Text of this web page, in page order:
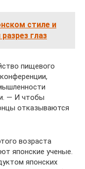
стиле и
глаз
пищевого
— И чтобы
отказываются
возраста
японские ученые.
японских